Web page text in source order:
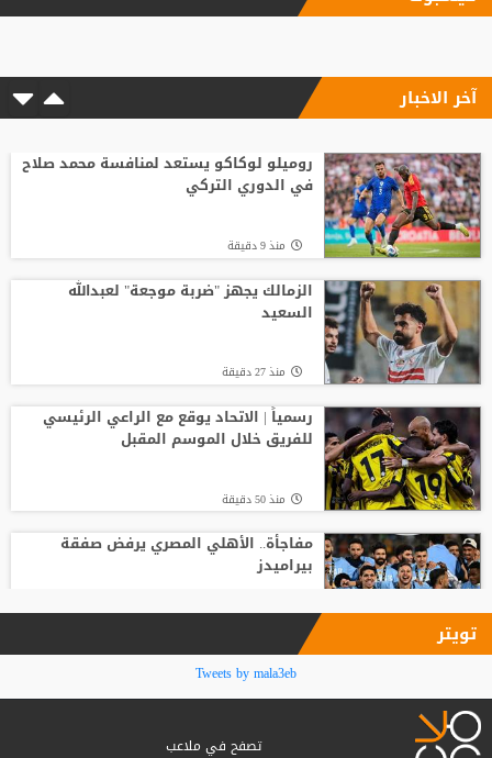
ليفربول يحسم صفقة أراخو لاعب برشلونة
مأساة وفاة لاعب شاب
باريس سان جيرمان يتوصل إلى اتفاق مع
فيران توريس
وفاة والد ليونيل ميسي عن 68 عاما
آخر الاخبار
روميلو لوكاكو يستعد لمنافسة محمد صلاح
في الدوري التركي
منذ 9 دقيقة
الزمالك يجهز "ضربة موجعة" لعبدالله
السعيد
منذ 27 دقيقة
رسمياً | الاتحاد يوقع مع الراعي الرئيسي
للفريق خلال الموسم المقبل
منذ 50 دقيقة
مفاجأة.. الأهلي المصري يرفض صفقة
بيراميدز
جوزيه مورينيو يعلق على تجديد فينيسيوس
جونيور لعقده مع ريال مدريد
تويتر
Tweets by mala3eb
تصفح في ملاعب